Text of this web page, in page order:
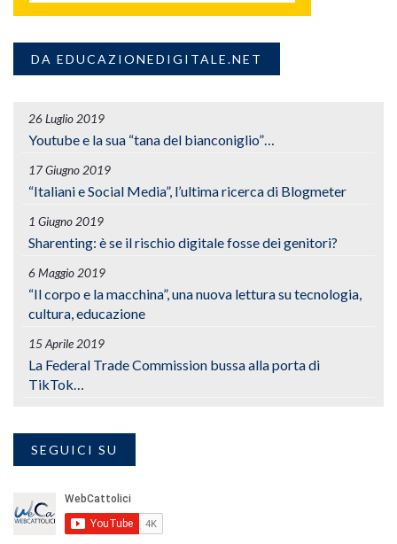
DA EDUCAZIONEDIGITALE.NET
26 Luglio 2019
Youtube e la sua “tana del bianconiglio”…
17 Giugno 2019
“Italiani e Social Media”, l’ultima ricerca di Blogmeter
1 Giugno 2019
Sharenting: è se il rischio digitale fosse dei genitori?
6 Maggio 2019
“Il corpo e la macchina”, una nuova lettura su tecnologia,
cultura, educazione
15 Aprile 2019
La Federal Trade Commission bussa alla porta di
TikTok…
SEGUICI SU